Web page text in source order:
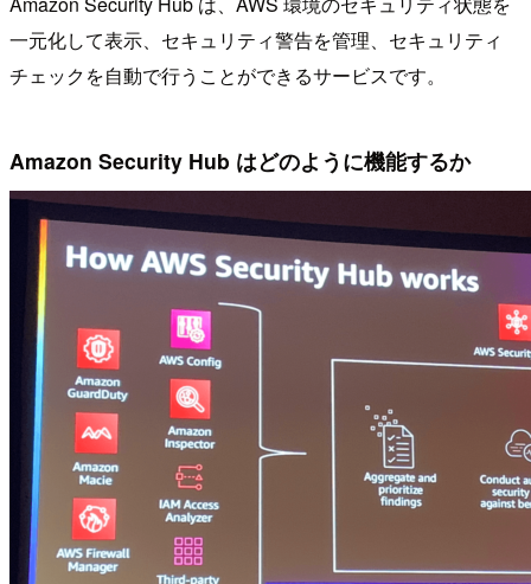
一元化して表示、セキュリティ警告を管理、セキュリティ
チェックを自動で行うことができるサービスです。
Amazon Security Hub はどのように機能するか